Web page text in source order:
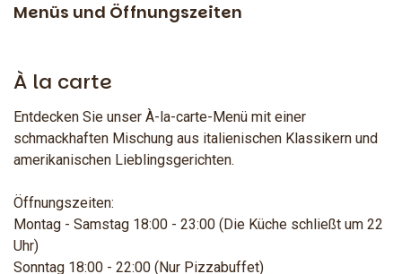
Menüs und Öffnungszeiten
À la carte
Entdecken Sie unser À-la-carte-Menü mit einer
schmackhaften Mischung aus italienischen Klassikern und
amerikanischen Lieblingsgerichten.
Öffnungszeiten:
Montag - Samstag 18:00 - 23:00 (Die Küche schließt um 22
Uhr)
Sonntag 18:00 - 22:00 (Nur Pizzabuffet)